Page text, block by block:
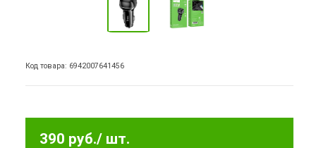
Код товара: 6942007641456
390 руб./ шт.